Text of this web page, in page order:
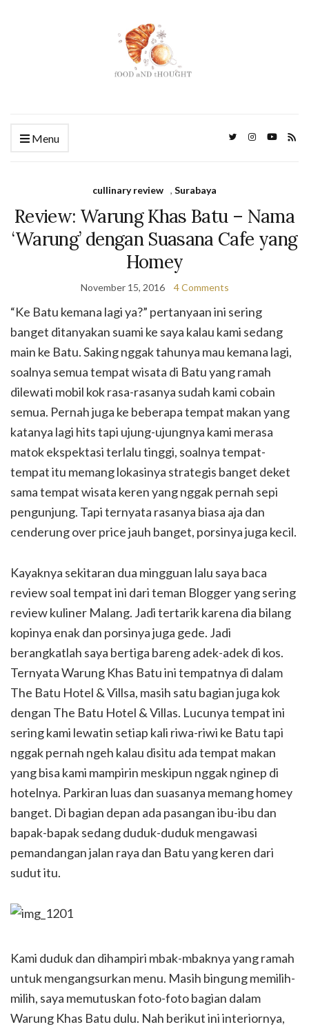
Menu
cullinary review , Surabaya
Review: Warung Khas Batu – Nama
‘Warung’ dengan Suasana Cafe yang
Homey
November 15, 2016 4 Comments
“Ke Batu kemana lagi ya?” pertanyaan ini sering
banget ditanyakan suami ke saya kalau kami sedang
main ke Batu. Saking nggak tahunya mau kemana lagi,
soalnya semua tempat wisata di Batu yang ramah
dilewati mobil kok rasa-rasanya sudah kami cobain
semua. Pernah juga ke beberapa tempat makan yang
katanya lagi hits tapi ujung-ujungnya kami merasa
matok ekspektasi terlalu tinggi, soalnya tempat-
tempat itu memang lokasinya strategis banget deket
sama tempat wisata keren yang nggak pernah sepi
pengunjung. Tapi ternyata rasanya biasa aja dan
cenderung over price jauh banget, porsinya juga kecil.
Kayaknya sekitaran dua mingguan lalu saya baca
review soal tempat ini dari teman Blogger yang sering
review kuliner Malang. Jadi tertarik karena dia bilang
kopinya enak dan porsinya juga gede. Jadi
berangkatlah saya bertiga bareng adek-adek di kos.
Ternyata Warung Khas Batu ini tempatnya di dalam
The Batu Hotel & Villsa, masih satu bagian juga kok
dengan The Batu Hotel & Villas. Lucunya tempat ini
sering kami lewatin setiap kali riwa-riwi ke Batu tapi
nggak pernah ngeh kalau disitu ada tempat makan
yang bisa kami mampirin meskipun nggak nginep di
hotelnya. Parkiran luas dan suasanya memang homey
banget. Di bagian depan ada pasangan ibu-ibu dan
bapak-bapak sedang duduk-duduk mengawasi
pemandangan jalan raya dan Batu yang keren dari
sudut itu.
Kami duduk dan dihampiri mbak-mbaknya yang ramah
untuk mengangsurkan menu. Masih bingung memilih-
milih, saya memutuskan foto-foto bagian dalam
Warung Khas Batu dulu. Nah berikut ini interiornya,